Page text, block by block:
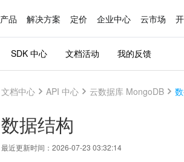
产品 解决方案 定价 企业中心 云市场
SDK 中心 文档活动 我的反馈
文档中心 API 中心 云数据库 MongoDB
数据结构
最近更新时间： 2026-07-23 03:32:14